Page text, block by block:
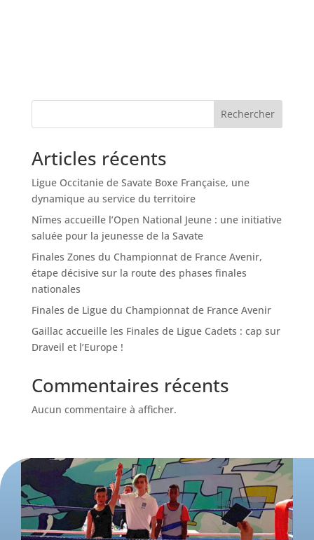
Rechercher
Articles récents
Ligue Occitanie de Savate Boxe Française, une
dynamique au service du territoire
Nîmes accueille l’Open National Jeune : une initiative
saluée pour la jeunesse de la Savate
Finales Zones du Championnat de France Avenir,
étape décisive sur la route des phases finales
nationales
Finales de Ligue du Championnat de France Avenir
Gaillac accueille les Finales de Ligue Cadets : cap sur
Draveil et l’Europe !
Commentaires récents
Aucun commentaire à afficher.